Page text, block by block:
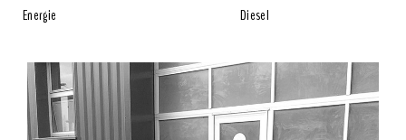
Energie
Diesel